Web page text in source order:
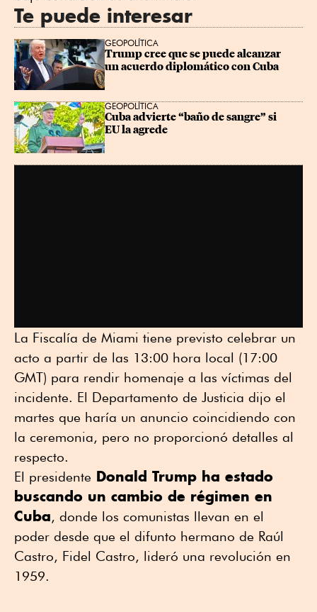
Te puede interesar
GEOPOLÍTICA
Trump cree que se puede alcanzar
un acuerdo diplomático con Cuba
GEOPOLÍTICA
Cuba advierte “baño de sangre” si
EU la agrede
La Fiscalía de Miami tiene previsto celebrar un
acto a partir de las 13:00 hora local (17:00
GMT) para rendir homenaje a las víctimas del
incidente. El Departamento de Justicia dijo el
martes que haría un anuncio coincidiendo con
la ceremonia, pero no proporcionó detalles al
respecto.
El presidente Donald Trump ha estado
buscando un cambio de régimen en
Cuba, donde los comunistas llevan en el
poder desde que el difunto hermano de Raúl
Castro, Fidel Castro, lideró una revolución en
1959.